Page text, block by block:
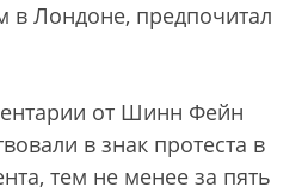
в Лондоне, предпочитал
от Шинн Фейн
в знак протеста в
тем не менее за пять